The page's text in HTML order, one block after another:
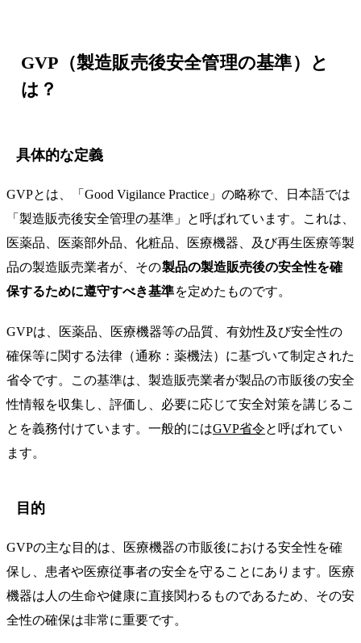
GVP（製造販売後安全管理の基準）と
は？
具体的な定義
GVPとは、「Good Vigilance Practice」の略称で、日本語では
「製造販売後安全管理の基準」と呼ばれています。これは、
医薬品、医薬部外品、化粧品、医療機器、及び再生医療等製
品の製造販売業者が、その製品の製造販売後の安全性を確
保するために遵守すべき基準を定めたものです。
GVPは、医薬品、医療機器等の品質、有効性及び安全性の
確保等に関する法律（通称：薬機法）に基づいて制定された
省令です。この基準は、製造販売業者が製品の市販後の安全
性情報を収集し、評価し、必要に応じて安全対策を講じるこ
とを義務付けています。一般的にはGVP省令と呼ばれてい
ます。
目的
GVPの主な目的は、医療機器の市販後における安全性を確
保し、患者や医療従事者の安全を守ることにあります。医療
機器は人の生命や健康に直接関わるものであるため、その安
全性の確保は非常に重要です。